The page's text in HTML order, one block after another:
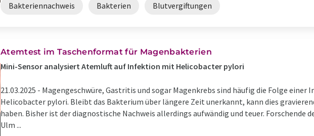
Bakteriennachweis Bakterien Blutvergiftungen
Atemtest im Taschenformat für Magenbakterien
Mini-Sensor analysiert Atemluft auf Infektion mit Helicobacter pylori
21.03.2025 - Magengeschwüre, Gastritis und sogar Magenkrebs sind häufig die Folge einer
Helicobacter pylori. Bleibt das Bakterium über längere Zeit unerkannt, kann dies
haben. Bisher ist der diagnostische Nachweis allerdings aufwändig und teuer. Forschende
Ulm ...